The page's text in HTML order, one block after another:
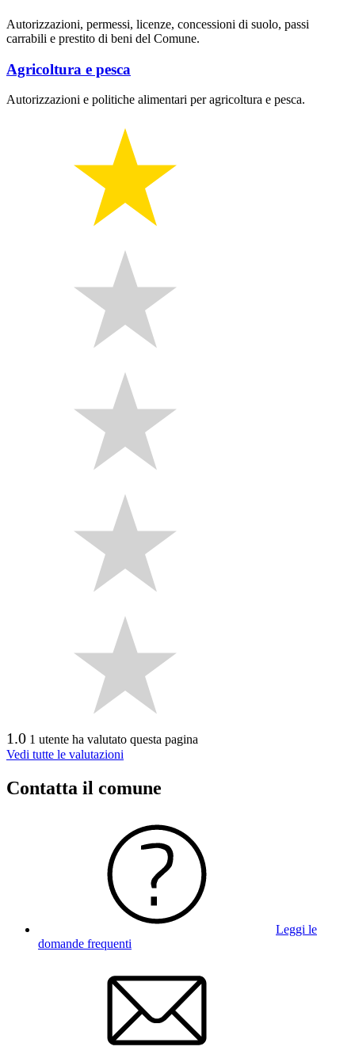
Autorizzazioni, permessi, licenze, concessioni di suolo, passi
carrabili e prestito di beni del Comune.
Agricoltura e pesca
Autorizzazioni e politiche alimentari per agricoltura e pesca.
1.0 1 utente ha valutato questa pagina
Vedi tutte le valutazioni
Contatta il comune
Leggi le
domande frequenti